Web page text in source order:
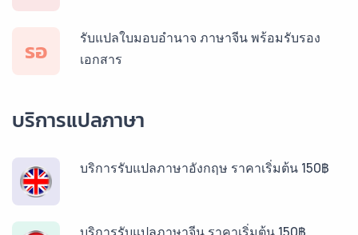
รอ
รับแปลใบมอบอำนาจ ภาษาจีน พร้อมรับรอง
เอกสาร
บริการแปลภาษา
บริการรับแปลภาษาอังกฤษ ราคาเริ่มต้น 150฿